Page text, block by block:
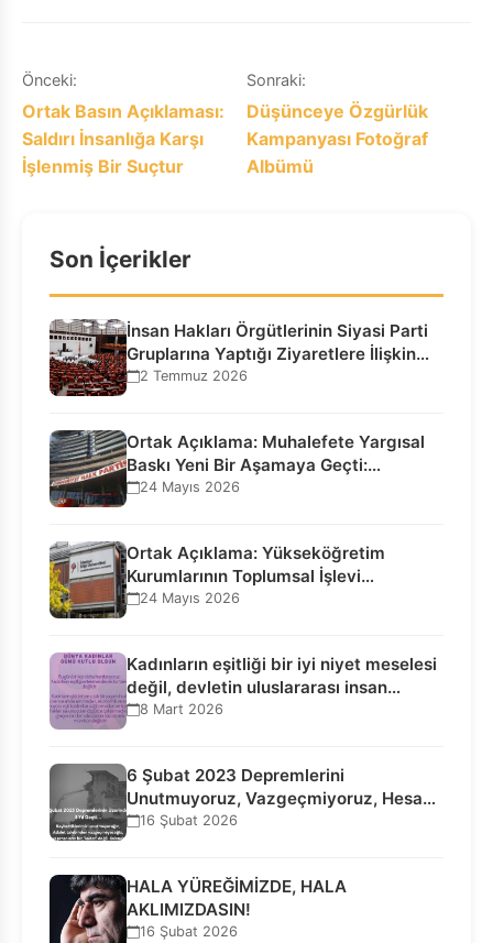
Yazı
gezinmesi
Önceki:
Ortak Basın Açıklaması:
Saldırı İnsanlığa Karşı
İşlenmiş Bir Suçtur
Sonraki:
Düşünceye Özgürlük
Kampanyası Fotoğraf
Albümü
Son İçerikler
İnsan Hakları Örgütlerinin Siyasi Parti
Gruplarına Yaptığı Ziyaretlere İlişkin
Bilgilendirme…
2 Temmuz 2026
Ortak Açıklama: Muhalefete Yargısal
Baskı Yeni Bir Aşamaya Geçti:
Seçilmiş…
24 Mayıs 2026
Ortak Açıklama: Yükseköğretim
Kurumlarının Toplumsal İşlevi
Kurucularının Ticari Akıbetine
24 Mayıs 2026
Kadınların eşitliği bir iyi niyet meselesi
değil, devletin uluslararası insan…
8 Mart 2026
6 Şubat 2023 Depremlerini
Unutmuyoruz, Vazgeçmiyoruz, Hesap
Sorulmasını İstiyoruz!
16 Şubat 2026
HALA YÜREĞİMİZDE, HALA
AKLIMIZDASIN!
16 Şubat 2026